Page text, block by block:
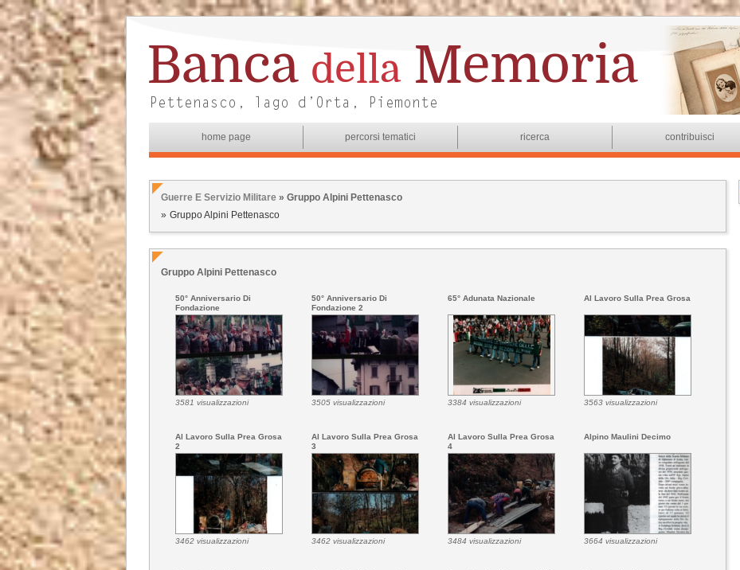
home page percorsi tematici ricerca contribuisci
Guerre E Servizio Militare » Gruppo Alpini Pettenasco
Gruppo Alpini Pettenasco
Gruppo Alpini Pettenasco
50° Anniversario Di
Fondazione
3581 visualizzazioni
50° Anniversario Di
Fondazione 2
3505 visualizzazioni
65° Adunata Nazionale
3384 visualizzazioni
Al Lavoro Sulla Prea Grosa
3563 visualizzazioni
Al Lavoro Sulla Prea Grosa
2
3462 visualizzazioni
Al Lavoro Sulla Prea Grosa
3
3462 visualizzazioni
Al Lavoro Sulla Prea Grosa
4
3484 visualizzazioni
Alpino Maulini Decimo
3664 visualizzazioni